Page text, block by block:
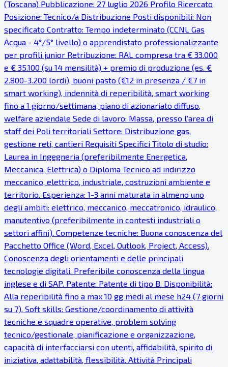
(Toscana) Pubblicazione: 27 luglio 2026 Profilo Ricercato
Posizione: Tecnico/a Distribuzione Posti disponibili: Non
specificato Contratto: Tempo indeterminato (CCNL Gas
Acqua - 4°/5° livello) o apprendistato professionalizzante
per profili junior Retribuzione: RAL compresa tra € 33.000
e € 35.100 (su 14 mensilità) + premio di produzione (es. €
2.800-3.200 lordi), buoni pasto (€12 in presenza / €7 in
smart working), indennità di reperibilità, smart working
fino a 1 giorno/settimana, piano di azionariato diffuso,
welfare aziendale Sede di lavoro: Massa, presso l'area di
staff dei Poli territoriali Settore: Distribuzione gas,
gestione reti, cantieri Requisiti Specifici Titolo di studio:
Laurea in Ingegneria (preferibilmente Energetica,
Meccanica, Elettrica) o Diploma Tecnico ad indirizzo
meccanico, elettrico, industriale, costruzioni ambiente e
territorio. Esperienza: 1-3 anni maturata in almeno uno
degli ambiti: elettrico, meccanico, meccatronico, idraulico,
manutentivo (preferibilmente in contesti industriali o
settori affini). Competenze tecniche: Buona conoscenza del
Pacchetto Office (Word, Excel, Outlook, Project, Access).
Conoscenza degli orientamenti e delle principali
tecnologie digitali. Preferibile conoscenza della lingua
inglese e di SAP. Patente: Patente di tipo B. Disponibilità:
Alla reperibilità fino a max 10 gg medi al mese h24 (7 giorni
su 7). Soft skills: Gestione/coordinamento di attività
tecniche e squadre operative, problem solving
tecnico/gestionale, pianificazione e organizzazione,
capacità di interfacciarsi con utenti, affidabilità, spirito di
iniziativa, adattabilità, flessibilità. Attività Principali